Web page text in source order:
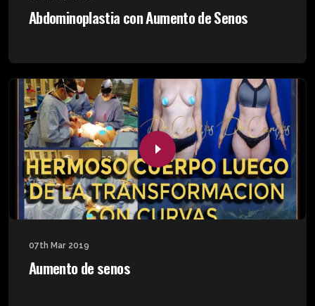
Abdominoplastia con Aumento de Senos
07th Mar 2019
Aumento de senos